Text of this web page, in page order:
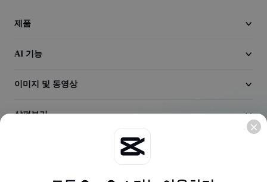
동영상 길이 다듬기
동영상에 자막 추가
제품
AI 기능
이미지 및 동영상
살펴보기